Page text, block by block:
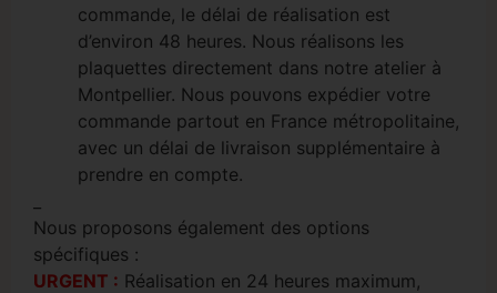
commande, le délai de réalisation est
d’environ 48 heures. Nous réalisons les
plaquettes directement dans notre atelier à
Montpellier. Nous pouvons expédier votre
commande partout en France métropolitaine,
avec un délai de livraison supplémentaire à
prendre en compte.
Nous proposons également des options
spécifiques :
URGENT : Réalisation en 24 heures maximum,